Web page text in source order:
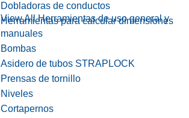
Dobladoras de conductos
Herramientas para calcular dimensiones
View All Herramientas de uso general y
manuales
Bombas
Asidero de tubos STRAPLOCK
Prensas de tornillo
Niveles
Cortapernos